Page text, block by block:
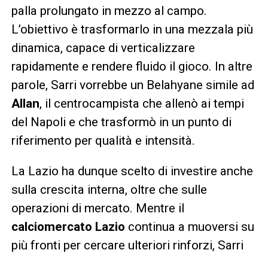
palla prolungato in mezzo al campo.
L’obiettivo è trasformarlo in una mezzala più
dinamica, capace di verticalizzare
rapidamente e rendere fluido il gioco. In altre
parole, Sarri vorrebbe un Belahyane simile ad
Allan, il centrocampista che allenò ai tempi
del Napoli e che trasformò in un punto di
riferimento per qualità e intensità.
La Lazio ha dunque scelto di investire anche
sulla crescita interna, oltre che sulle
operazioni di mercato. Mentre il
calciomercato Lazio continua a muoversi su
più fronti per cercare ulteriori rinforzi, Sarri